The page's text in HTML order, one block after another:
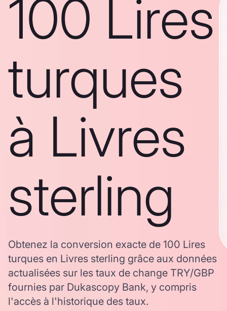
100 Lires
turques
à Livres
sterling
Obtenez la conversion exacte de 100 Lires
turques en Livres sterling grâce aux données
actualisées sur les taux de change TRY/GBP
fournies par Dukascopy Bank, y compris
l'accès à l'historique des taux.